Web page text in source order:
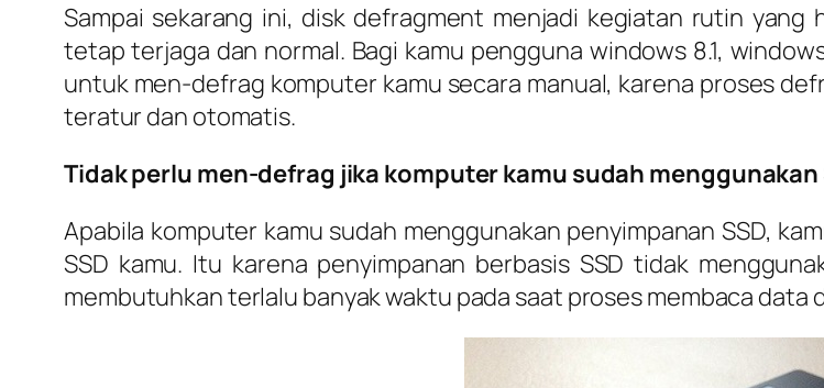
Sampai sekarang ini, disk defragment menjadi kegiatan rutin yang
tetap terjaga dan normal. Bagi kamu pengguna windows 8.1,
untuk men-defrag komputer kamu secara manual, karena proses
teratur dan otomatis.
Tidak perlu men-defrag jika komputer kamu sudah menggunakan
Apabila komputer kamu sudah menggunakan penyimpanan SSD,
SSD kamu. Itu karena penyimpanan berbasis SSD tidak
membutuhkan terlalu banyak waktu pada saat proses membaca data